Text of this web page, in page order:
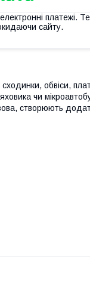
платежі.
сайту.
сходинки, обвіси,
чи
створюють